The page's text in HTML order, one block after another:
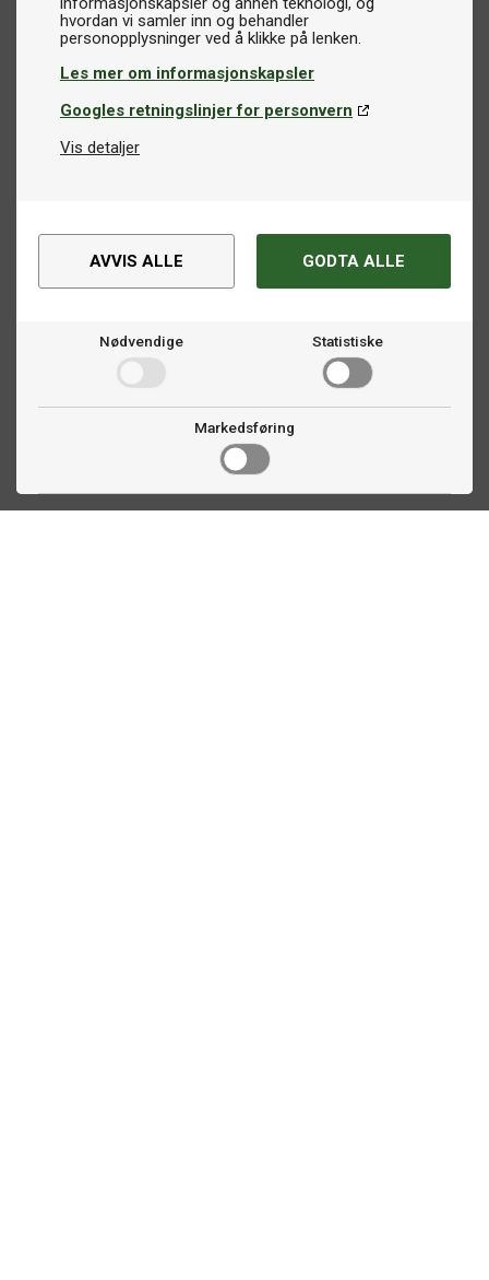
hvordan vi samler inn og behandler
Les mer om informasjonskapsler
Googles retningslinjer for personvern
Vis detaljer
AVVIS ALLE GODTA ALLE
Nødvendige Statistiske
Markedsføring